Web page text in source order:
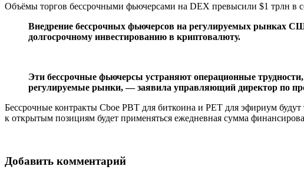
Объёмы торгов бессрочными фьючерсами на DEX превысили $1 трлн в
Внедрение бессрочных фьючерсов на регулируемых рынках
долгосрочному инвестированию в криптовалюту.
Эти бессрочные фьючерсы устраняют операционные
регулируемые рынки, — заявила управляющий директор по
Бессрочные контракты Cboe PBT для биткоина и PET для эфириум
к открытым позициям будет применяться ежедневная сумма
Добавить комментарий